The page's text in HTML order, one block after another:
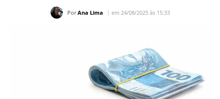
Por Ana Lima em 24/08/2025 às 15:33